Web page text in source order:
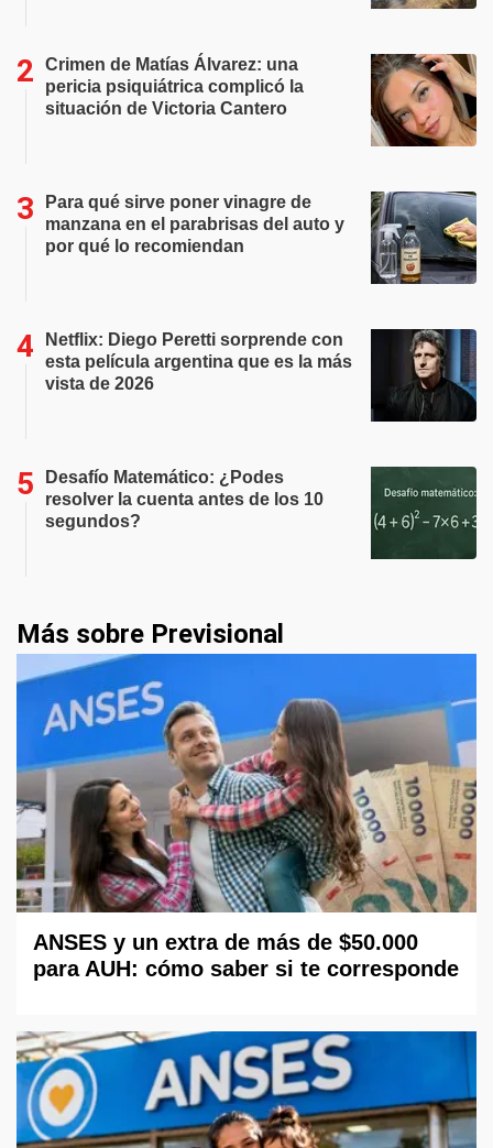
Crimen de Matías Álvarez: una
pericia psiquiátrica complicó la
situación de Victoria Cantero
Para qué sirve poner vinagre de
manzana en el parabrisas del auto y
por qué lo recomiendan
Netflix: Diego Peretti sorprende con
esta película argentina que es la más
vista de 2026
Desafío Matemático: ¿Podes
resolver la cuenta antes de los 10
segundos?
Más sobre Previsional
ANSES y un extra de más de $50.000
para AUH: cómo saber si te corresponde